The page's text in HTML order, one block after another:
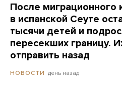
После миграционного
в испанской Сеуте
тысячи детей и
пересекших границу.
отправить назад
НОВОСТИ день назад